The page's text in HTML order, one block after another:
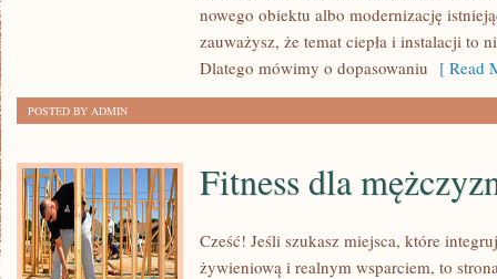
BUDOWLANE
nowego obiektu albo modernizację
zauważysz, że temat ciepła i instalacji to
Dlatego mówimy o dopasowaniu [ Read
POSTED BY ADMIN
Fitness dla
Cześć! Jeśli szukasz miejsca, które
żywieniową i realnym wsparciem, to